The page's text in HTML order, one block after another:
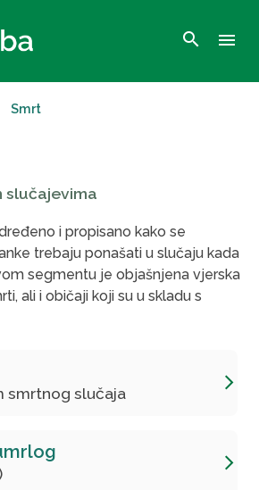
search menu
Smrt
slučajevima
i propisano kako se
trebaju ponašati u slučaju kada
segmentu je objašnjena vjerska
ali i običaji koji su u skladu s
smrtnog slučaja